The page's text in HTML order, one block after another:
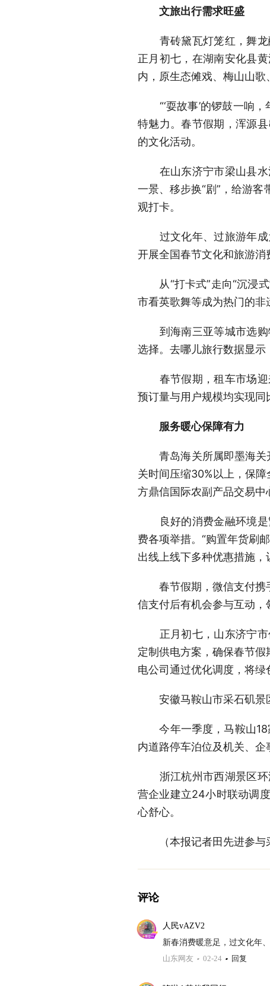
文旅出行需求旺盛
青砖黛瓦灯笼红，舞龙
正月初七，在湖南安化县
内，原生态傩戏、梅山山歌
“‘耍故事’的锣鼓一响，
特魅力。春节假期，浑源
的文化活动。
在山东济宁市梁山县水
一景、移步换“剧”，给游
观打卡。
过文化年、过旅游年成
开展全国春节文化和旅游消
从“打卡式”走向“沉浸式
市看英歌舞等成为热门的非
到海南三亚等城市选购
选择。去哪儿旅行数据显示
春节假期，租车市场迎
预订量与用户规模均实现同
服务暖心保障有力
青岛海关所属即墨海关开
关时间压缩30%以上，保
方鼎信国际农副产品交易中
良好的消费金融环境是
费各项举措。“购置年货刷
出线上线下多种优惠措施，
春节假期，微信支付携手
信支付后有机会参与互动，
正月初七，山东济宁市
定制供电方案，确保春节
电公司通过优化调度，将绿
安徽马鞍山市采石矶景区
今年一季度，马鞍山18
内道路停车泊位及机关、企
浙江杭州市西湖景区环
营企业建立24小时联动调
心舒心。
（本报记者田先进参与
评论
人民vAZV2
新春消费暖意足，过文化年
山东网友
02-24 回复